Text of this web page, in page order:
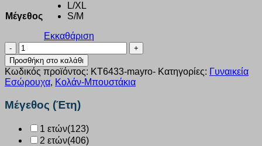
Μέγεθος
L/XL
S/M
Εκκαθάριση
Μπουστάκι
γυνακείο
Rib
χιαστη
πλάτη
Kota
μαύρο
ποσότητα
Προσθήκη στο καλάθι
Κωδικός προϊόντος: KT6433-mayro- Κατηγορίες: Γυναικεία
Εσώρουχα, Κολάν-Μπουστάκια
Μέγεθος (Έτη)
1 ετών(123)
2 ετών(406)